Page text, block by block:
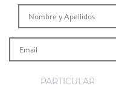
PARTICULAR